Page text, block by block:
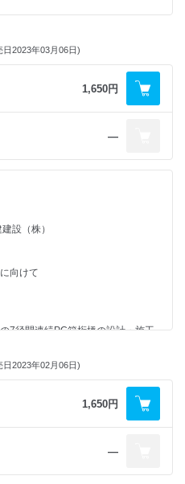
ション解析技術
努/宮田 秀太
めとした海外事例の紹介 ─
沢・敦賀）の連続合成桁の設計・施
道橋 ─
秀和/古賀 元
群の設計・施工
鋼・合成構造物の架設工法
作/岡村 秀平/長谷川 光正
環境影響評価
較 ─
び橋梁のモニタリングに関する最新
ス賞の報告
集のお知らせ
愛/藤田 学/小松 篤史
鷹ノ巣道路１号橋梁（仮称）
部工施工
介/村上 賢二/岩井 学
/一噌 真佐志/中﨑 俊三
軌跡
」 連載開始にあたって
え続ける橋脚
定アーチ橋）完成
2023年03月06日)
1,650円
―
設（株）
向けて
7径間連続PC箱桁橋の設計・施工
史/柳沢 義貴/粟津 成司
内連続高架橋の建設
─
2023年02月06日)
1,650円
―